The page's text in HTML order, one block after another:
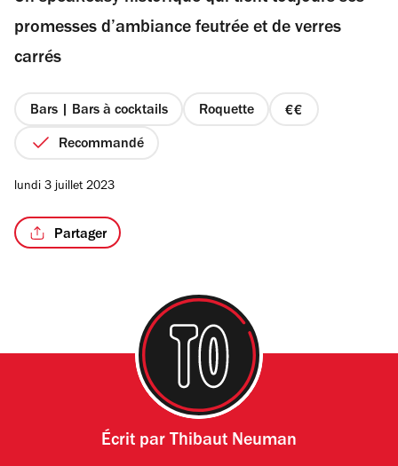
étoiles
promesses d’ambiance feutrée et de verres
carrés
Bars | Bars à cocktails Roquette
prix
Recommandé
lundi 3 juillet 2023
Partager
Écrit par Thibaut Neuman